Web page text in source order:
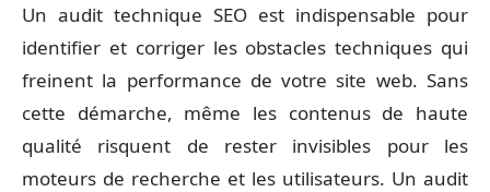
Un audit technique SEO est indispensable pour
identifier et corriger les obstacles techniques qui
freinent la performance de votre site web. Sans
cette démarche, même les contenus de haute
qualité risquent de rester invisibles pour les
moteurs de recherche et les utilisateurs. Un audit